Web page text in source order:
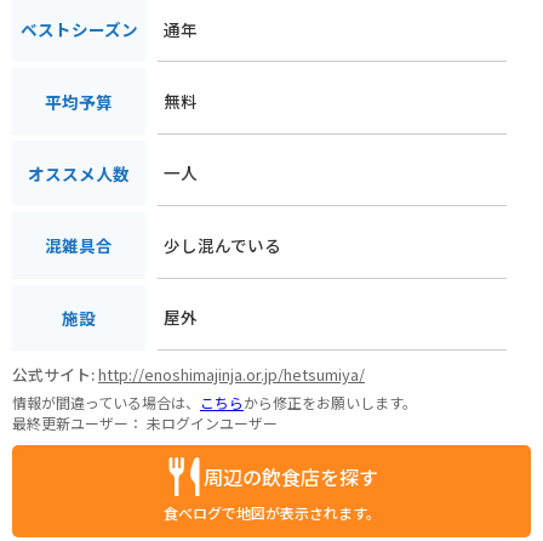
ベストシーズン 通年
平均予算 無料
オススメ人数 一人
混雑具合 少し混んでいる
施設 屋外
公式サイト:http://enoshimajinja.or.jp/hetsumiya/
情報が間違っている場合は、 こちらから修正をお願いします。
最終更新ユーザー： 未ログインユーザー
周辺の飲食店を探す
食べログで地図が表示されます。